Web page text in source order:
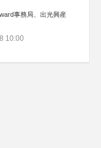
事務局、出光興産
10:00